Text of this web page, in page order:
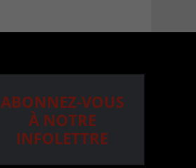
ABONNEZ-VOUS
À NOTRE
INFOLETTRE